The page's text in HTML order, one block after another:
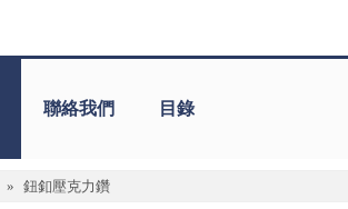
聯絡我們 目錄
» 鈕釦壓克力鑽